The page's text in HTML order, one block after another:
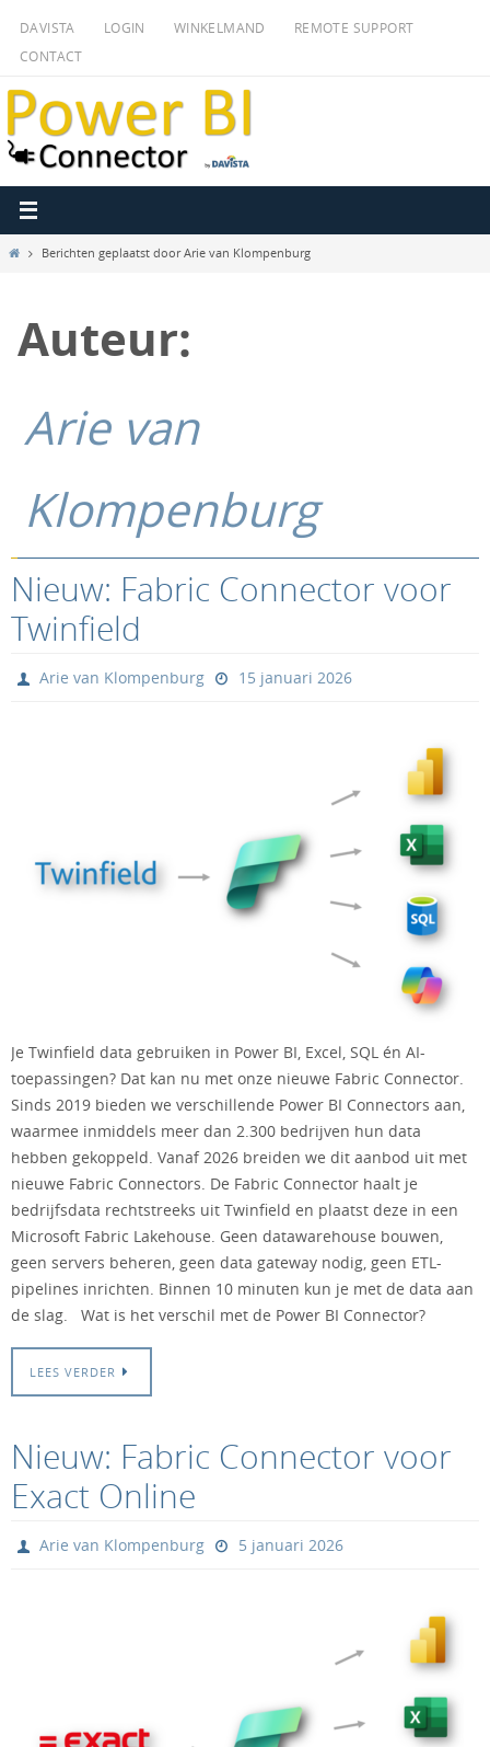
inhoud
DAVISTA LOGIN WINKELMAND
REMOTE SUPPORT
CONTACT
HomeBerichten geplaatst door Arie van Klompenburg
Auteur:
Arie van
Klompenburg
Nieuw: Fabric Connector voor
Twinfield
Arie van Klompenburg 15 januari 2026
Je Twinfield data gebruiken in Power BI, Excel, SQL én AI-
toepassingen? Dat kan nu met onze nieuwe Fabric Connector.
Sinds 2019 bieden we verschillende Power BI Connectors aan,
waarmee inmiddels meer dan 2.300 bedrijven hun data
hebben gekoppeld. Vanaf 2026 breiden we dit aanbod uit met
nieuwe Fabric Connectors. De Fabric Connector haalt je
bedrijfsdata rechtstreeks uit Twinfield en plaatst deze in een
Microsoft Fabric Lakehouse. Geen datawarehouse bouwen,
geen servers beheren, geen data gateway nodig, geen ETL-
pipelines inrichten. Binnen 10 minuten kun je met de data aan
de slag. Wat is het verschil met de Power BI Connector?
LEES VERDER
Nieuw: Fabric Connector voor
Exact Online
Arie van Klompenburg 5 januari 2026